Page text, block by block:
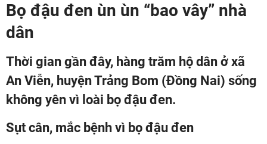
Bọ đậu đen ùn ùn “bao vây” nhà
dân
Thời gian gần đây, hàng trăm hộ dân ở xã
An Viễn, huyện Trảng Bom (Đồng Nai) sống
không yên vì loài bọ đậu đen.
Sụt cân, mắc bệnh vì bọ đậu đen